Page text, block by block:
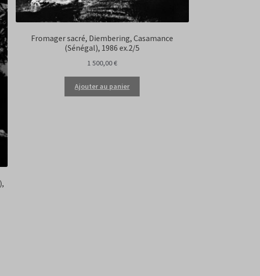
Fromager sacré, Diembering, Casamance
(Sénégal), 1986 ex.2/5
1 500,00€
Ajouter au panier